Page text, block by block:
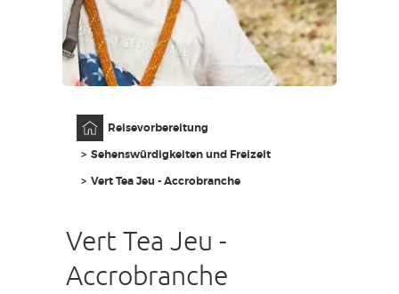
DE
Reisevorbereitung
Sehenswürdigkeiten und Freizeit
Vert Tea Jeu - Accrobranche
Vert Tea Jeu -
Accrobranche